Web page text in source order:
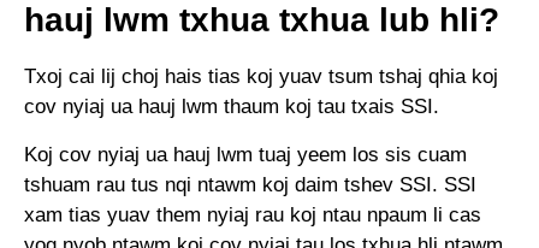
hauj lwm txhua txhua lub hli?
Txoj cai lij choj hais tias koj yuav tsum tshaj qhia koj
cov nyiaj ua hauj lwm thaum koj tau txais SSI.
Koj cov nyiaj ua hauj lwm tuaj yeem los sis cuam
tshuam rau tus nqi ntawm koj daim tshev SSI. SSI
xam tias yuav them nyiaj rau koj ntau npaum li cas